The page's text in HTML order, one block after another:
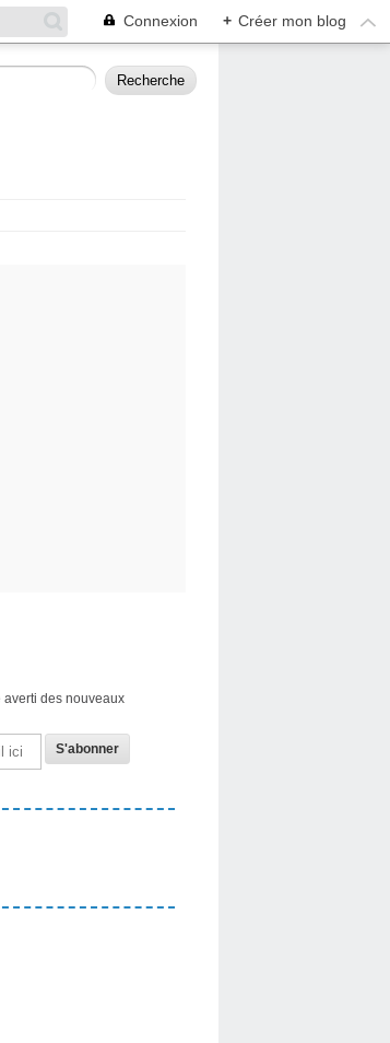
Connexion + Créer mon blog
des nouveaux